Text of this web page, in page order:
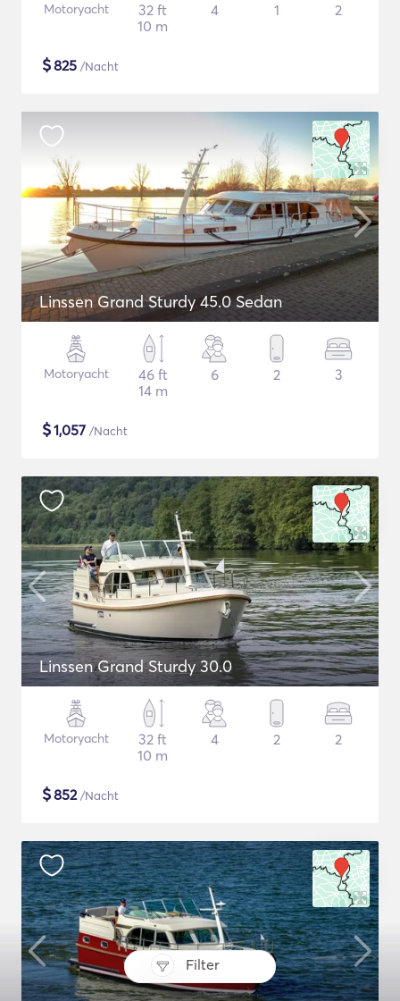
Filter
Motoryacht
32 ft
10 m
4 1 2
$825 /Nacht
Linssen Grand Sturdy 45.0 Sedan
Motoryacht
46 ft
14 m
6 2 3
$1,057 /Nacht
Linssen Grand Sturdy 30.0
Motoryacht
32 ft
10 m
4 2 2
$852/Nacht